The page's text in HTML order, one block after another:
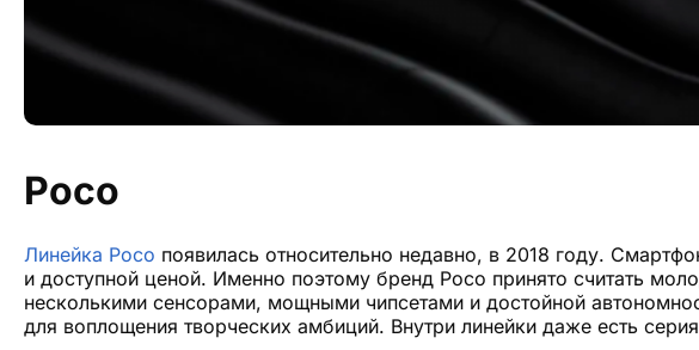
Poco
Линейка Poco появилась относительно недавно, в 2018 году.
и доступной ценой. Именно поэтому бренд Poco принято считать
несколькими сенсорами, мощными чипсетами и достойной
для воплощения творческих амбиций. Внутри линейки даже есть